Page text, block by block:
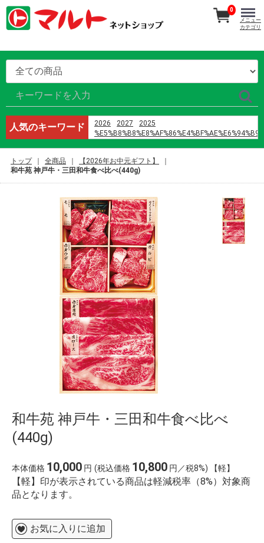
人気のキーワード 2026 2027
2025
%E5%B8%B8%E8%AF%86%E4%BF%AE%E6%94%B9
%D9%85%D8%A7%D9%86%D9%87%D9%88%D8%A7
%D9%8A%D8%A7%D9%88%D9%8A
%D8%A7%D9%84%D9%81%D8%B5%D9%84 42
%E8%AD%A6%E6%A0%A1%E4%BA%94
h%E6%96%87 %E4%B8%8D3p
2024
オードブル
%E8%91%89%E9%85%B8
%E6%A5%BD%E5%BF%83
%E8%B0%B7%E4%B8%8A
%E4%BA%88%E7%B4%84
%E3%83%9E%E3%82%B9%E3%82%AF
%E8%A3%8F%E8%A1%A8
haikyuu 3.%C3%A9vad 9r%C3%A9sz
%E3%82%B5 %E3%83%B3 %E3%83%A9
%E3%82%A4 %E3%82%BA %E5%87%BA
%E3%81%8B%E3%81%A4%E3%81%BE%E3%82%93
0
メニュー
カテゴリ
トップ 全商品
【2026年お中元ギフト】
和牛苑 神戸牛・三田和牛食べ比べ(440g)
和牛苑 神戸牛・三田和牛食べ比べ
(440g)
本体価格 10,000 円 (税込価格 10,800 円／税8%) 【軽】
【軽】印が表示されている商品は軽減税率（8%）対象商
品となります。
お気に入りに追加